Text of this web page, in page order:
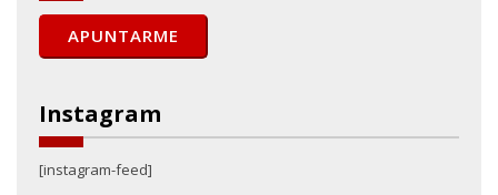
Instagram
[instagram-feed]